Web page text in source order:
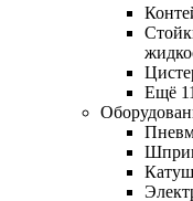
Ещё 11